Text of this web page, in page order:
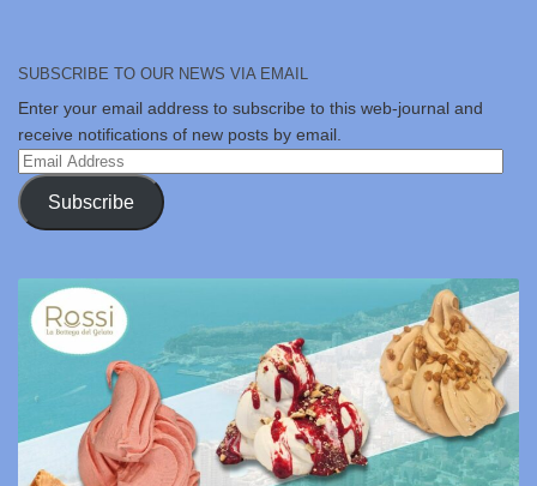
SUBSCRIBE TO OUR NEWS VIA EMAIL
Enter your email address to subscribe to this web-journal and
receive notifications of new posts by email.
Email
Address
Subscribe